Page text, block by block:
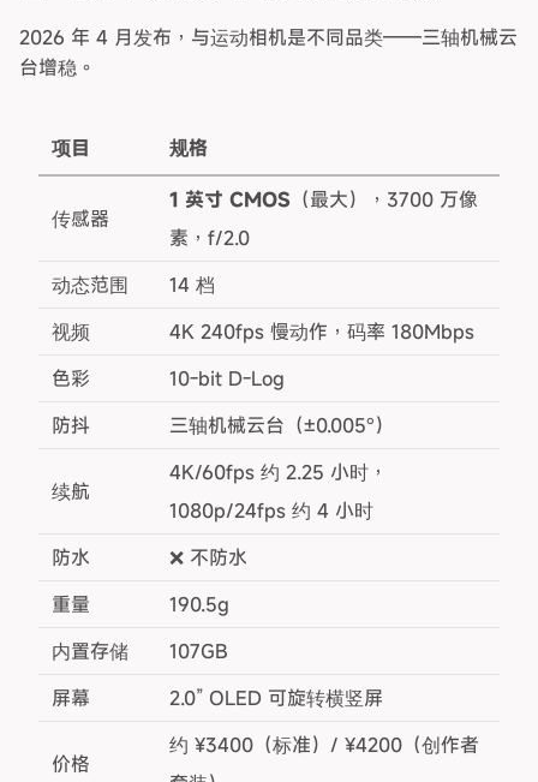
2026 年 4 月发布，与运动相机是不同品类——三轴机械云
台增稳。
项目 规格
传感器
1 英寸 CMOS （最大），3700 万像
素，f/2.0
动态范围
14 档
视频
4K 240fps 慢动作，码率 180Mbps
色彩
10-bit D-Log
防抖
三轴机械云台（±0.005°）
续航
4K/60fps 约 2.25 小时，
1080p/24fps 约 4 小时
防水
❌ 不防水
重量
190.5g
内置存储
107GB
屏幕
2.0” OLED 可旋转横竖屏
价格
约 ¥3400（标准）/ ¥4200（创作者